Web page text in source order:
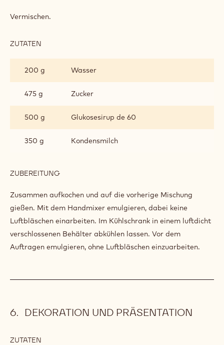
Vermischen.
ZUTATEN
200 g
Wasser
475 g Zucker
500 g Glukosesirup de 60
350 g Kondensmilch
ZUBEREITUNG
LASUR
Zusammen aufkochen und auf die vorherige Mischung
gießen. Mit dem Handmixer emulgieren, dabei keine
Luftbläschen einarbeiten. Im Kühlschrank in einem luftdicht
verschlossenen Behälter abkühlen lassen. Vor dem
Auftragen emulgieren, ohne Luftbläschen einzuarbeiten.
DEKORATION UND PRÄSENTATION
ZUTATEN